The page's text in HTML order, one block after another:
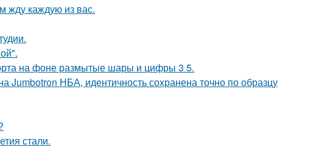
жду каждую из вас.
на фоне размытые шары и цифры 3 5.
Jumbotron НБА, идентичность сохранена точно по образцу
стали.